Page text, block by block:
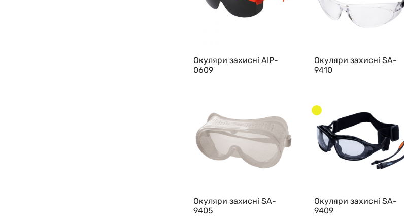
Окуляри захисні AIP-
0609
Окуляри захисні SA-
9410
Окуляри захисні SA-
9405
Окуляри захисні SA-
9409